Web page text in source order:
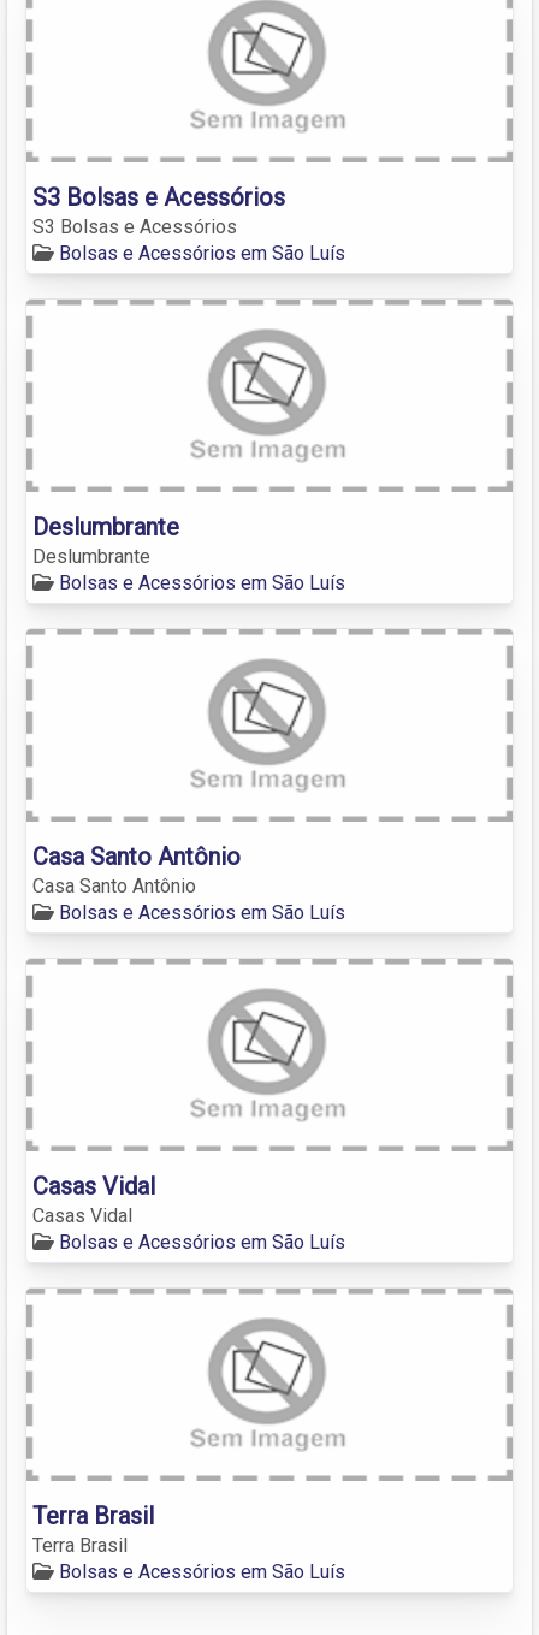
S3 Bolsas e Acessórios
S3 Bolsas e Acessórios
Bolsas e Acessórios em São Luís
Deslumbrante
Deslumbrante
Bolsas e Acessórios em São Luís
Casa Santo Antônio
Casa Santo Antônio
Bolsas e Acessórios em São Luís
Casas Vidal
Casas Vidal
Bolsas e Acessórios em São Luís
Terra Brasil
Terra Brasil
Bolsas e Acessórios em São Luís